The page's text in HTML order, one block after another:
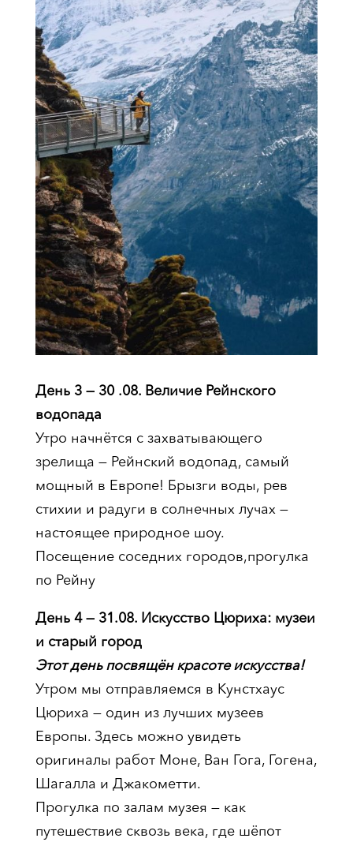
День 3 — 30 .08. Величие Рейнского
водопада
Утро начнётся с захватывающего
зрелища — Рейнский водопад, самый
мощный в Европе! Брызги воды, рев
стихии и радуги в солнечных лучах —
настоящее природное шоу.
Посещение соседних городов,прогулка
по Рейну
День 4 — 31.08. Искусство Цюриха: музеи
и старый город
Этот день посвящён красоте искусства!
Утром мы отправляемся в Кунстхаус
Цюриха — один из лучших музеев
Европы. Здесь можно увидеть
оригиналы работ Моне, Ван Гога, Гогена,
Шагалла и Джакометти.
Прогулка по залам музея — как
путешествие сквозь века, где шёпот